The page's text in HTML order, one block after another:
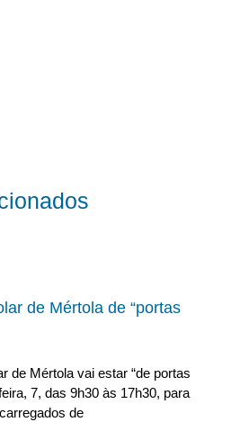
de Mértola de “portas
de Mértola vai estar “de portas
7, das 9h30 às 17h30, para
de